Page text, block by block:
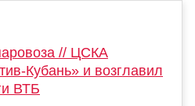
// ЦСКА
Кубань» и возглавил
ВТБ